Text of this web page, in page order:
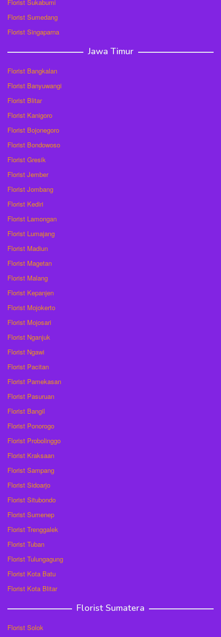
Florist Sukabumi
Florist Sumedang
Florist Singaparna
Jawa Timur
Florist Bangkalan
Florist Banyuwangi
Florist Blitar
Florist Kanigoro
Florist Bojonegoro
Florist Bondowoso
Florist Gresik
Florist Jember
Florist Jombang
Florist Kediri
Florist Lamongan
Florist Lumajang
Florist Madiun
Florist Magetan
Florist Malang
Florist Kepanjen
Florist Mojokerto
Florist Mojosari
Florist Nganjuk
Florist Ngawi
Florist Pacitan
Florist Pamekasan
Florist Pasuruan
Florist Bangil
Florist Ponorogo
Florist Probolinggo
Florist Kraksaan
Florist Sampang
Florist Sidoarjo
Florist Situbondo
Florist Sumenep
Florist Trenggalek
Florist Tuban
Florist Tulungagung
Florist Kota Batu
Florist Kota Blitar
Florist Sumatera
Florist Solok